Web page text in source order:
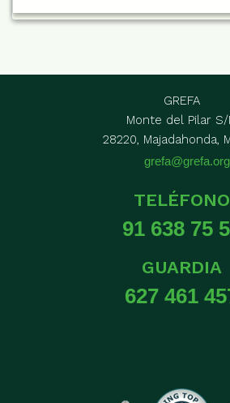
GREFA
Monte del Pilar S/
28220, Majadahonda,
grefa@grefa.org
TELÉFONO
91 638 75
GUARDIA
627 461